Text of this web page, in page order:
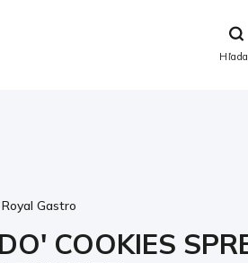
COOKIES
Royal Gastro